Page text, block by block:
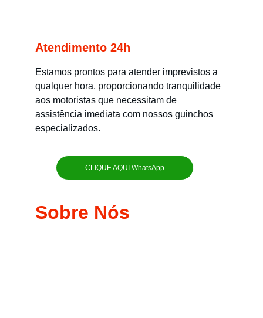
Atendimento 24h
Estamos prontos para atender imprevistos a
qualquer hora, proporcionando tranquilidade
aos motoristas que necessitam de
assistência imediata com nossos guinchos
especializados.
CLIQUE AQUI WhatsApp
Sobre Nós